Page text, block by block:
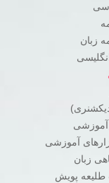
زبان
آموزشی
زبان
پویش